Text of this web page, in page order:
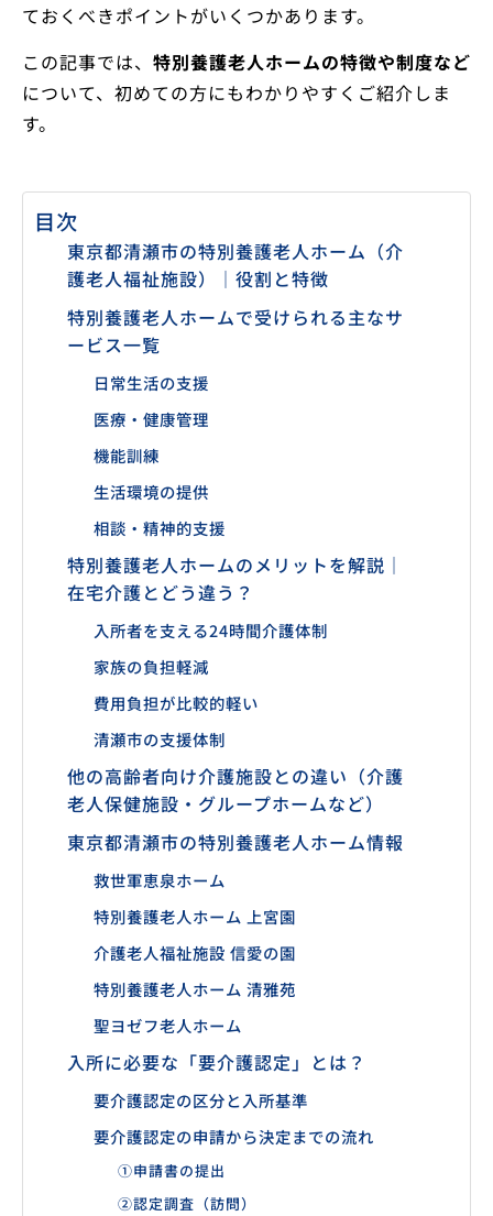
ておくべきポイントがいくつかあります。
この記事では、 特別養護老人ホームの特徴や制度など
について、初めての方にもわかりやすくご紹介しま
す。
目次
東京都清瀬市の特別養護老人ホーム（介
護老人福祉施設）｜役割と特徴
特別養護老人ホームで受けられる主なサ
ービス一覧
日常生活の支援
医療・健康管理
機能訓練
生活環境の提供
相談・精神的支援
特別養護老人ホームのメリットを解説｜
在宅介護とどう違う？
入所者を支える24時間介護体制
家族の負担軽減
費用負担が比較的軽い
清瀬市の支援体制
他の高齢者向け介護施設との違い（介護
老人保健施設・グループホームなど）
東京都清瀬市の特別養護老人ホーム情報
救世軍恵泉ホーム
特別養護老人ホーム 上宮園
介護老人福祉施設 信愛の園
特別養護老人ホーム 清雅苑
聖ヨゼフ老人ホーム
入所に必要な「要介護認定」とは？
要介護認定の区分と入所基準
要介護認定の申請から決定までの流れ
①申請書の提出
②認定調査（訪問）